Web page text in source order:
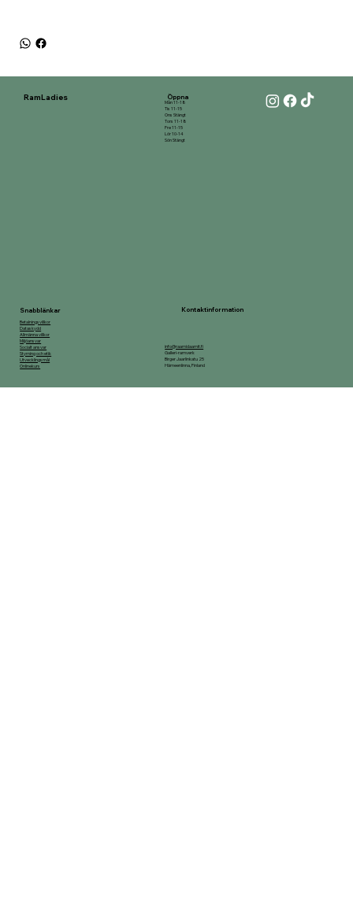
RamLadies
Betalningsvillkor
Dataskydd
Allmänna villkor
Miljöansvar
Socialt ansvar
Styrning och etik
Utvecklingsmål
Onlinekurs
Snabblänkar Kontaktinformation
info@raamidaamit.fi
Galleri-ramverk
Birger Jaarlinkatu 25
Hämeenlinna, Finland
Mån 11-18
Tis 11-15
Ons Stängt
Tors 11-18
Fre 11-15
Lör 10-14
Sön Stängt
Öppna